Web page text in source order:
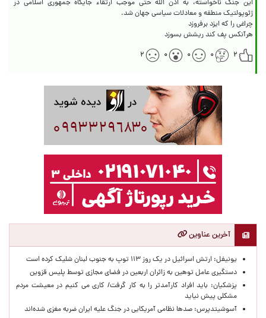
این جنگ ناخواسته، به اذن الله حتی موجب ارتقاء جایگاه جمهوری اسلامی در
هرآنکس پف کند ریشش بسوزد
۲
۰ ۰ ۰ ۲
آخرین عناوین
یونیفل: ارتش اسرائیل در یک روز ۱۱۳ توپ به جنوب لبنان شلیک کرده است
دستگیری عامل توهین به زائران اربعین در فضای مجازی توسط پلیس قزوین
پزشکیان: باید افراد کارآمدتر را به کار گرفت/ کاری می کنیم در معیشت مردم
مشکلی پیش نیاید
آسوشیتدپرس: صدها نظامی آمریکایی در جنگ علیه ایران ضربه مغزی شده‌اند